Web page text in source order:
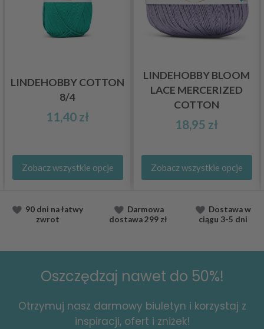
LINDEHOBBY COTTON
8/4
11,40 zł
Zobacz wszystkie opcje
LINDEHOBBY BLOOM
LACE MERCERIZED
COTTON
18,95 zł
Zobacz wszystkie opcje
90 dni na łatwy
zwrot
Darmowa
dostawa299 zł
Dostawaw
ciągu 3-5 dni
Oszczędzaj nawet do 50%!
Otrzymuj nasz darmowy biuletyn i korzystaj z
inspiracji, ofert i zniżek!